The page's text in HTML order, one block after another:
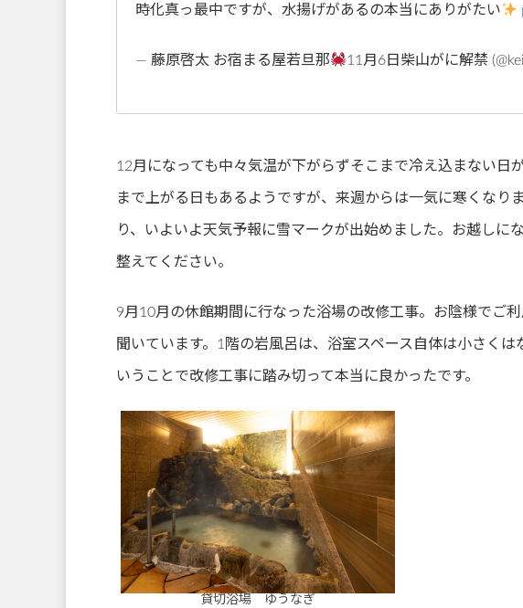
時化真っ最中ですが、水揚げがあるの本当にありがたい
— 藤原啓太 お宿まる屋若旦那 11月6日柴山がに解禁
12月になっても中々気温が下がらずそこまで冷え込まない日
まで上がる日もあるようですが、来週からは一気に寒くなり
り、いよいよ天気予報に雪マークが出始めました。お越しに
整えてください。
9月10月の休館期間に行なった浴場の改修工事。お陰様でご
聞いています。1階の岩風呂は、浴室スペース自体は小さく
いうことで改修工事に踏み切って本当に良かったです。
貸切浴場 ゆうなぎ